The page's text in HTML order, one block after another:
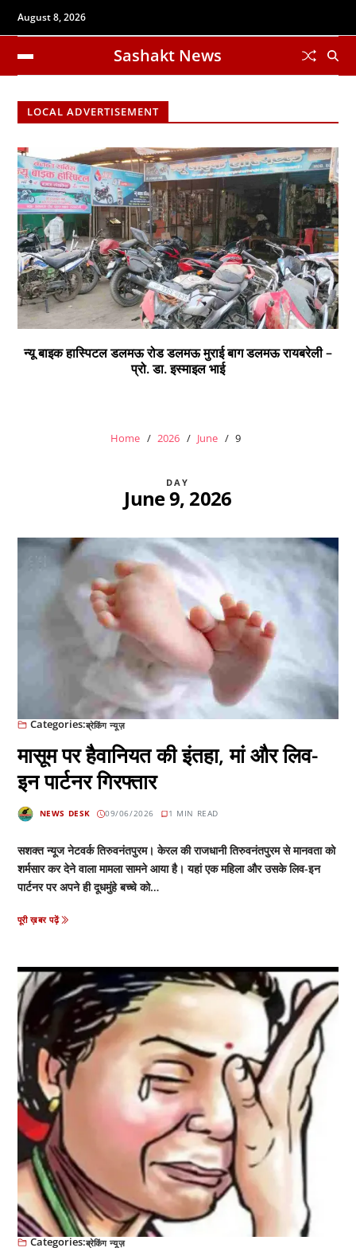
August 8, 2026
Sashakt News
LOCAL ADVERTISEMENT
न्यू बाइक हास्पिटल डलमऊ रोड डलमऊ मुराई बाग डलमऊ रायबरेली –
प्रो. डा. इस्माइल भाई
Home 2026 June 9
DAY
June 9, 2026
Categories:ब्रेकिंग न्यूज़
मासूम पर हैवानियत की इंतहा, मां और लिव-
इन पार्टनर गिरफ्तार
NEWS DESK 09/06/2026 1 MIN READ
सशक्त न्यूज नेटवर्क तिरुवनंतपुरम। केरल की राजधानी तिरुवनंतपुरम से मानवता को
शर्मसार कर देने वाला मामला सामने आया है। यहां एक महिला और उसके लिव-इन
पार्टनर पर अपने ही दूधमुंहे बच्चे को…
पूरी ख़बर पढ़ें
Categories:ब्रेकिंग न्यूज़